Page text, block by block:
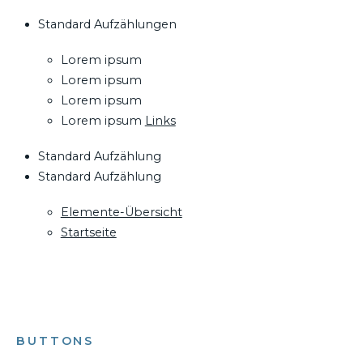
Standard Aufzählungen
Lorem ipsum
Lorem ipsum
Lorem ipsum
Lorem ipsum Links
Standard Aufzählung
Standard Aufzählung
Elemente-Übersicht
Startseite
BUTTONS